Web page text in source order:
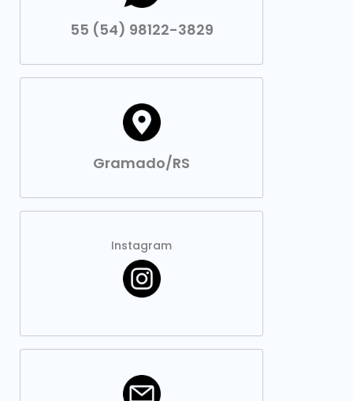
55 (54) 98122-3829
Gramado/RS
Instagram